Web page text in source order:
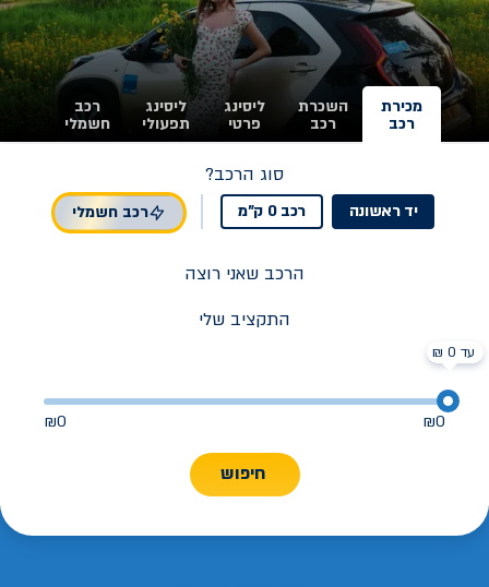
מכירת
רכב
השכרת
רכב
ליסינג
פרטי
ליסינג
תפעולי
רכב
חשמלי
סוג הרכב?
יד ראשונה רכב 0 ק"מ רכב חשמלי
הרכב שאני רוצה
התקציב שלי
₪0
₪0
חיפוש
עד 0 ₪